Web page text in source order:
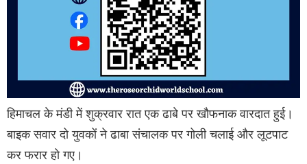
हिमाचल के मंडी में शुक्रवार रात एक ढाबे पर खौफनाक वारदात हुई।
बाइक सवार दो युवकों ने ढाबा संचालक पर गोली चलाई और लूटपाट
कर फरार हो गए।